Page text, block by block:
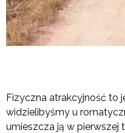
Fizyczna atrakcyjność to
widzielibyśmy u
umieszcza ją w pierwszej